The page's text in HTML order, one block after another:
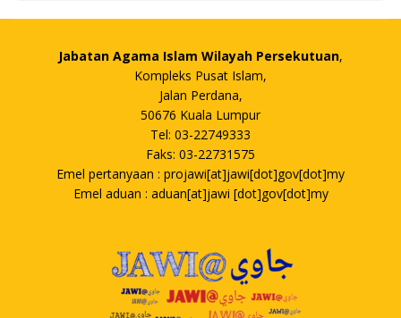
Jabatan Agama Islam Wilayah Persekutuan,
Kompleks Pusat Islam,
Jalan Perdana,
50676 Kuala Lumpur
Tel: 03-22749333
Faks: 03-22731575
Emel pertanyaan : projawi[at]jawi[dot]gov[dot]my
Emel aduan : aduan[at]jawi [dot]gov[dot]my